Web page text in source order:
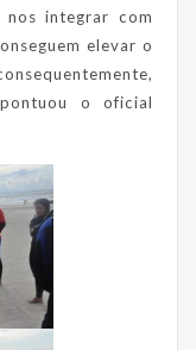
nos integrar com
elevar o
o oficial